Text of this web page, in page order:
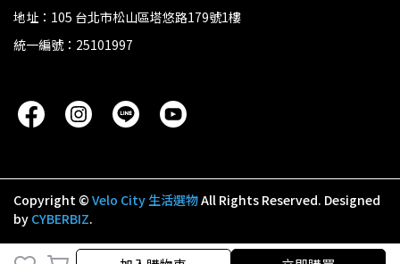
加入購物車
地址：105 台北市松山區塔悠路179號1樓
統一編號：25101997
Copyright © Velo City 生活選物All Rights Reserved. Designed
by CYBERBIZ.